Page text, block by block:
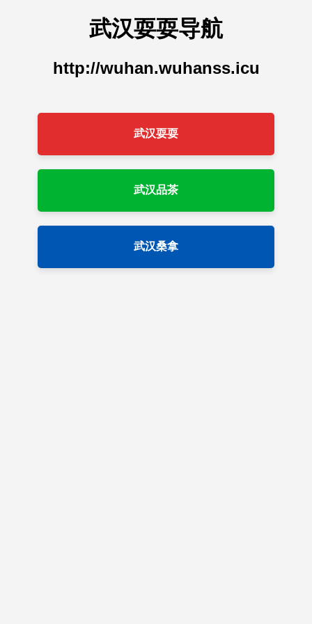
武汉耍耍导航
http://wuhan.wuhanss.icu
武汉耍耍
武汉品茶
武汉桑拿